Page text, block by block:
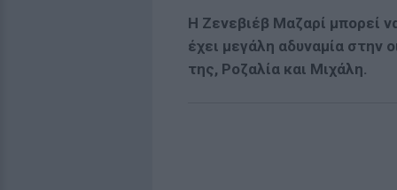
Η Ζενεβιέβ Μαζαρί μπορεί
έχει μεγάλη αδυναμία στην
της, Ροζαλία και Μιχάλη.